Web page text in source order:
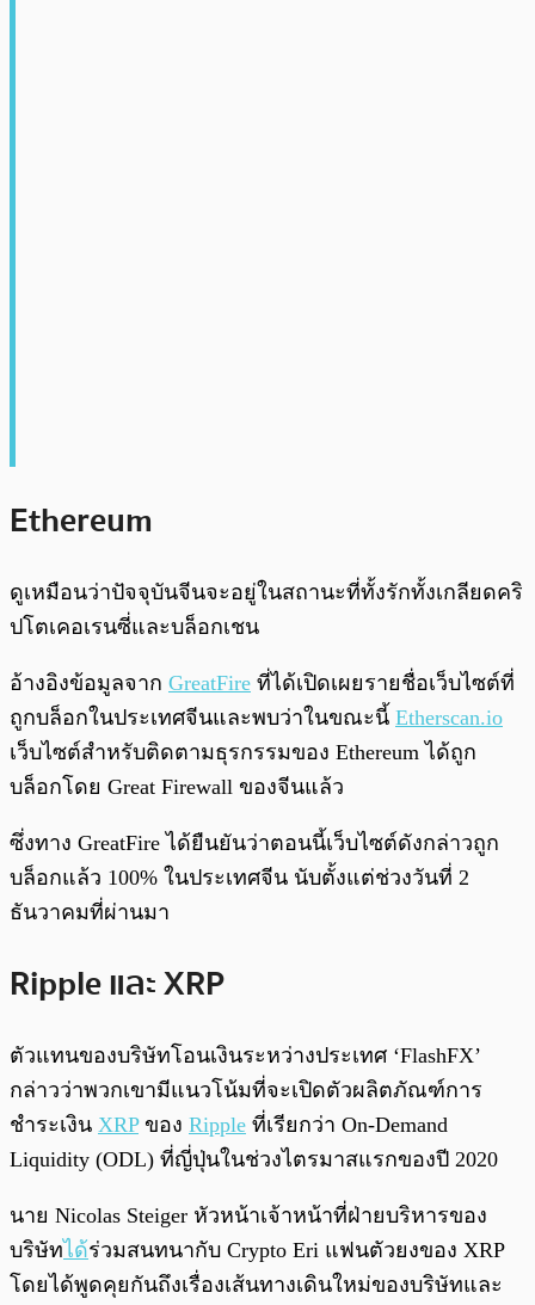
Ethereum
ดูเหมือนว่าปัจจุบันจีนจะอยู่ในสถานะที่ทั้งรักทั้งเกลียดคริ
ปโตเคอเรนซี่และบล็อกเชน
อ้างอิงข้อมูลจาก GreatFire ที่ได้เปิดเผยรายชื่อเว็บไซต์ที่
ถูกบล็อกในประเทศจีนและพบว่าในขณะนี้ Etherscan.io
เว็บไซต์สำหรับติดตามธุรกรรมของ Ethereum ได้ถูก
บล็อกโดย Great Firewall ของจีนแล้ว
ซึ่งทาง GreatFire ได้ยืนยันว่าตอนนี้เว็บไซต์ดังกล่าวถูก
บล็อกแล้ว 100% ในประเทศจีน นับตั้งแต่ช่วงวันที่ 2
ธันวาคมที่ผ่านมา
Ripple และ XRP
ตัวแทนของบริษัทโอนเงินระหว่างประเทศ ‘FlashFX’
กล่าวว่าพวกเขามีแนวโน้มที่จะเปิดตัวผลิตภัณฑ์การ
ชำระเงิน XRPของ Ripple ที่เรียกว่า On-Demand
Liquidity (ODL) ที่ญี่ปุ่นในช่วงไตรมาสแรกของปี 2020
นาย Nicolas Steiger หัวหน้าเจ้าหน้าที่ฝ่ายบริหารของ
บริษัทได้ร่วมสนทนากับ Crypto Eri แฟนตัวยงของ XRP
โดยได้พูดคุยกันถึงเรื่องเส้นทางเดินใหม่ของบริษัทและ